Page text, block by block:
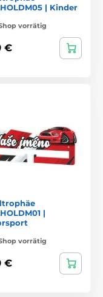
| Kinder
vorrätig
€
|
vorrätig
€